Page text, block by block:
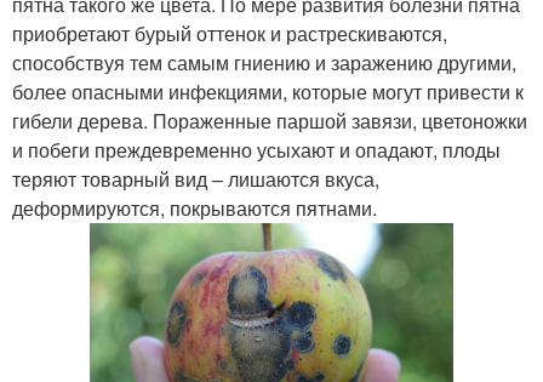
приобретают бурый оттенок и растрескиваются,
способствуя тем самым гниению и заражению другими,
более опасными инфекциями, которые могут привести к
гибели дерева. Пораженные паршой завязи, цветоножки
и побеги преждевременно усыхают и опадают, плоды
теряют товарный вид – лишаются вкуса,
деформируются, покрываются пятнами.